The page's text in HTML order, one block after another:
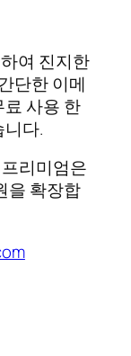
여 진지한
단한 이메
사용 한
니다.
리미엄은
을 확장합